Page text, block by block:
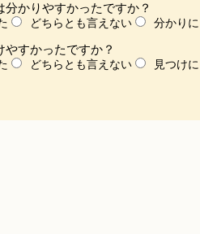
かりやすかったですか？
どちらとも言えない 分かり
すかったですか？
どちらとも言えない 見つけ